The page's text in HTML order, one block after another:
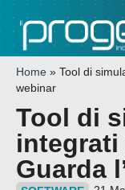
Home » Tool di
webinar
Tool di
integrati
Guarda